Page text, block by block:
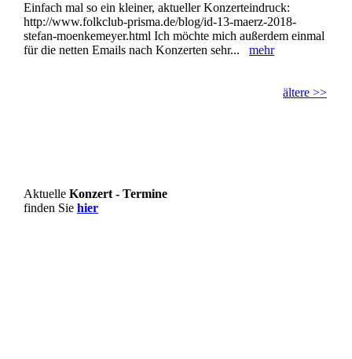
Einfach mal so ein kleiner, aktueller Konzerteindruck:
http://www.folkclub-prisma.de/blog/id-13-maerz-2018-
stefan-moenkemeyer.html Ich möchte mich außerdem einmal
für die netten Emails nach Konzerten sehr... mehr
ältere >>
Aktuelle Konzert - Termine
finden Sie hier